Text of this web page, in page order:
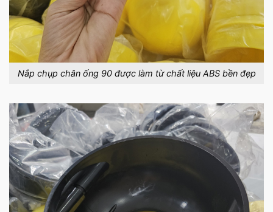
Nắp chụp chân ống 90 được làm từ chất liệu ABS bền đẹp